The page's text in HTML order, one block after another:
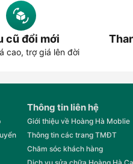
cũ đổi mới
cao, trợ giá lên đời
Thông tin liên hệ
Giới thiệu về Hoàng Hà Moblie
Thông tin các trang TMĐT
Chăm sóc khách hàng